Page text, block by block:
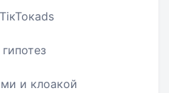
и клоакой